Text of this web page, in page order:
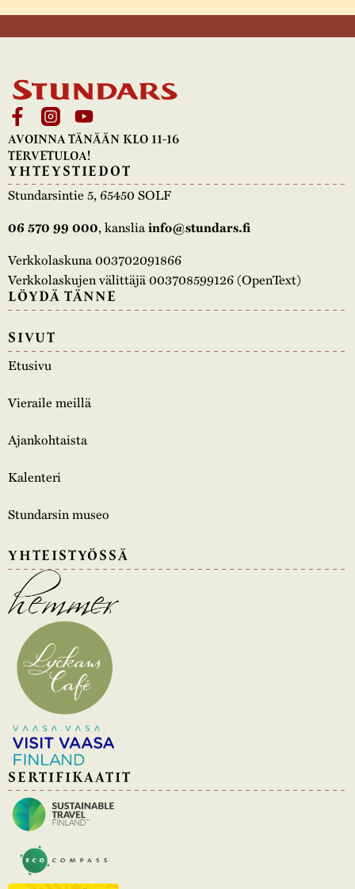
AVOINNA TÄNÄÄN KLO 11-16
TERVETULOA!
YHTEYSTIEDOT
Stundarsintie 5, 65450 SOLF
06 570 99 000, kansliainfo@stundars.fi
Verkkolaskuna 003702091866
Verkkolaskujen välittäjä 003708599126 (OpenText)
LÖYDÄ TÄNNE
SIVUT
Etusivu
Vieraile meillä
Ajankohtaista
Kalenteri
Stundarsin museo
YHTEISTYÖSSÄ
SERTIFIKAATIT